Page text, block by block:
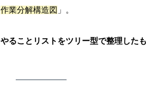
作業分解構造図 」。
やることリストをツリー型で整理したも